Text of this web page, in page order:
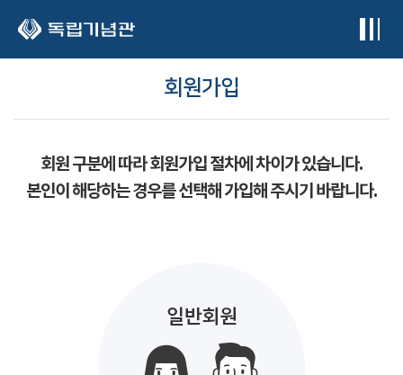
회원가입
회원 구분에 따라 회원가입 절차에 차이가 있습니다.
본인이 해당하는 경우를 선택해 가입해 주시기 바랍니다.